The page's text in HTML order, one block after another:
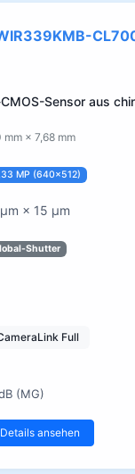
Sensor aus
mm × 7,68 mm
MP (640×512)
× 15 µm
Shutter
Full
(MG)
Details ansehen